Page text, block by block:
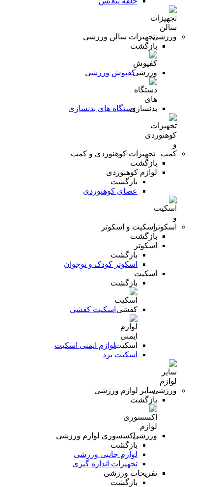
تجهیزات سالن ورزشی
بازگشت
کفپوش ورزشی
دستگاه های بدنسازی
تجهیزات کوهنوردی و کمپ
بازگشت
لوازم کوهنوردی
بازگشت
عصای کوهنوردی
اسکیت و اسکوتر
بازگشت
اسکوتر
بازگشت
اسکوتر کودک و نوجوان
اسکیت
بازگشت
اسکیت کفشی
لوازم ایمنی اسکیت
اسکیت برد
سایر لوازم ورزشی
بازگشت
اکسسوری لوازم ورزشی
بازگشت
لوازم جانبی ورزشی
تجهیزات اندازه گیری
تفریحات ورزشی
بازگشت